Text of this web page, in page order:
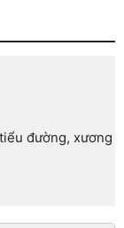
đường, xương